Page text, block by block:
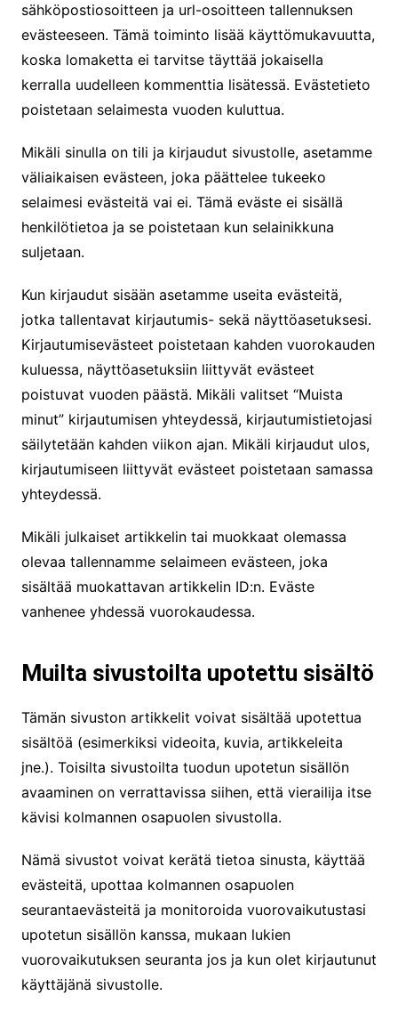
sähköpostiosoitteen ja url-osoitteen tallennuksen
evästeeseen. Tämä toiminto lisää käyttömukavuutta,
koska lomaketta ei tarvitse täyttää jokaisella
kerralla uudelleen kommenttia lisätessä. Evästetieto
poistetaan selaimesta vuoden kuluttua.
Mikäli sinulla on tili ja kirjaudut sivustolle, asetamme
väliaikaisen evästeen, joka päättelee tukeeko
selaimesi evästeitä vai ei. Tämä eväste ei sisällä
henkilötietoa ja se poistetaan kun selainikkuna
suljetaan.
Kun kirjaudut sisään asetamme useita evästeitä,
jotka tallentavat kirjautumis- sekä näyttöasetuksesi.
Kirjautumisevästeet poistetaan kahden vuorokauden
kuluessa, näyttöasetuksiin liittyvät evästeet
poistuvat vuoden päästä. Mikäli valitset “Muista
minut” kirjautumisen yhteydessä, kirjautumistietojasi
säilytetään kahden viikon ajan. Mikäli kirjaudut ulos,
kirjautumiseen liittyvät evästeet poistetaan samassa
yhteydessä.
Mikäli julkaiset artikkelin tai muokkaat olemassa
olevaa tallennamme selaimeen evästeen, joka
sisältää muokattavan artikkelin ID:n. Eväste
vanhenee yhdessä vuorokaudessa.
Muilta sivustoilta upotettu sisältö
Tämän sivuston artikkelit voivat sisältää upotettua
sisältöä (esimerkiksi videoita, kuvia, artikkeleita
jne.). Toisilta sivustoilta tuodun upotetun sisällön
avaaminen on verrattavissa siihen, että vierailija itse
kävisi kolmannen osapuolen sivustolla.
Nämä sivustot voivat kerätä tietoa sinusta, käyttää
evästeitä, upottaa kolmannen osapuolen
seurantaevästeitä ja monitoroida vuorovaikutustasi
upotetun sisällön kanssa, mukaan lukien
vuorovaikutuksen seuranta jos ja kun olet kirjautunut
käyttäjänä sivustolle.